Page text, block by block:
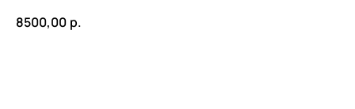
8500,00 р.